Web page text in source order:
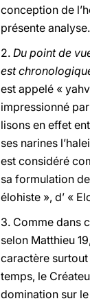
conception de
présente analyse.
2. Du point de
est
est appelé «
impressionné
lisons en effet
ses narines
est considéré
sa formulation
élohiste », d’ «
3. Comme dans
selon Matthieu
caractère
temps, le
domination sur